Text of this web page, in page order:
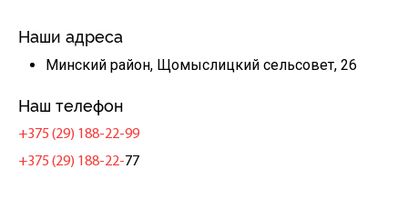
Наши адреса
Минский район, Щомыслицкий сельсовет, 26
Наш телефон
+375 (29) 188-22-99
+375 (29) 188-22-77